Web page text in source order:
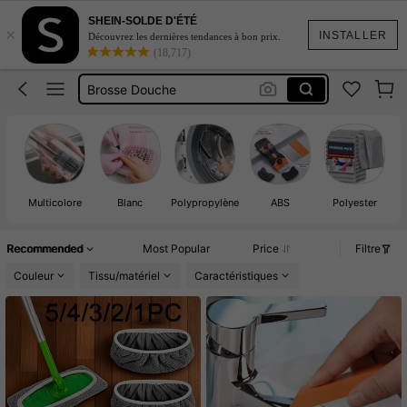
INSTALLER
×
SHEIN-SOLDE D'ÉTÉ
Découvrez les dernières tendances à bon prix.
(18,717)
Moppe à Plancher
Brosse Douche
Blower
Moppe à Plancher
Multicolore Blanc Polypropylène ABS Polyester
Recommended Most Popular Price
Filtre
Couleur
Tissu/matériel Caractéristiques